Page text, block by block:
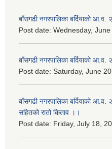
बाँसगढी नगरपालिका बर्दियाको
Post date: Wednesday,
बाँसगढी नगरपालिका बर्दियाको
Post date: Saturday, June
बाँसगढी नगरपालिका बर्दियाको
सहितको रातो किताव ।।
Post date: Friday, July 18,